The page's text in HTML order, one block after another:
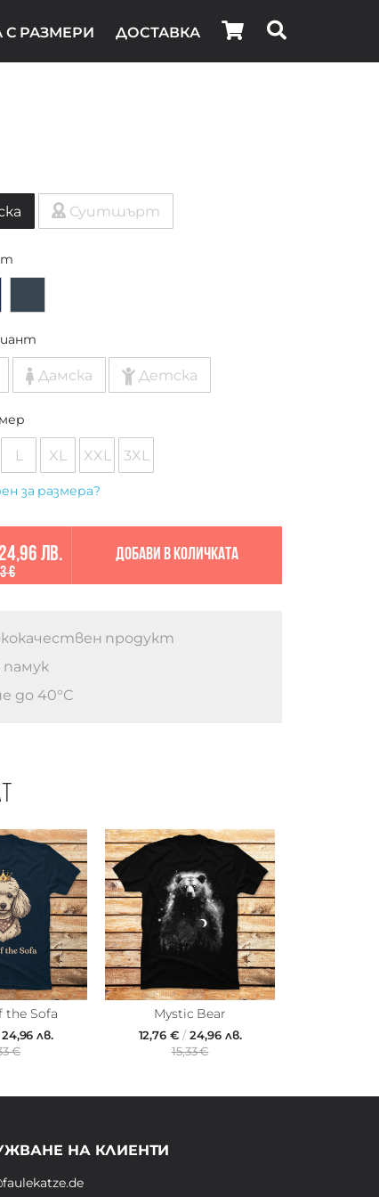
С РАЗМЕРИ ДОСТАВКА
Суитшърт
Дамска Детска
L XL XXL 3XL
за размера?
24,96 лв.
€
Добави в количката
продукт
памук
до 40°C
the Sofa
лв.
€
Mystic Bear
12,76 €/24,96 лв.
15,33 €
НА КЛИЕНТИ